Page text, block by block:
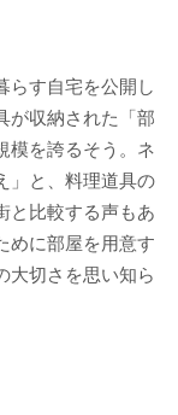
らす自宅を公開し
が収納された「部
模を誇るそう。ネ
」と、料理道具の
と比較する声もあ
めに部屋を用意す
大切さを思い知ら